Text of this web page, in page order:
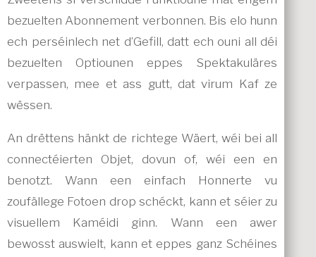
bezuelten Abonnement verbonnen. Bis elo hunn
ech perséinlech net d’Gefill, datt ech ouni all déi
bezuelten Optiounen eppes Spektakuläres
verpassen, mee et ass gutt, dat virum Kaf ze
wëssen.
An drëttens hänkt de richtege Wäert, wéi bei all
connectéierten Objet, dovun of, wéi een en
benotzt. Wann een einfach Honnerte vu
zoufällege Fotoen drop schéckt, kann et séier zu
visuellem Kaméidi ginn. Wann een awer
bewosst auswielt, kann et eppes ganz Schéines